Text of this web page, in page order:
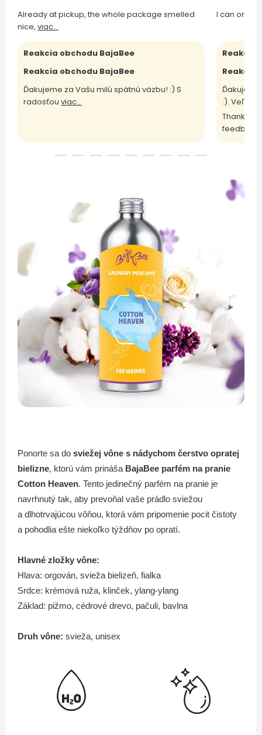
Already at pickup, the whole package smelled
nice, viac...
Reakcia obchodu BajaBee
Reakcia obchodu BajaBee
Ďakujeme za Vašu milú spätnú väzbu! :) S
radosťou viac...
I can only
Reakcia
Reakcia
:). Veľm
Thank
feedback
Ponorte sa do sviežej vône s nádychom čerstvo opratej
bielizne, ktorú vám prináša BajaBee parfém na pranie
Cotton Heaven. Tento jedinečný parfém na pranie je
navrhnutý tak, aby prevoňal vaše prádlo sviežou
a dlhotrvajúcou vôňou, ktorá vám pripomenie pocit čistoty
a pohodlia ešte niekoľko týždňov po opratí.
Hlavné zložky vône:
Hlava: orgován, svieža bielizeň, fialka
Srdce: krémová ruža, klinček, ylang-ylang
Základ: pižmo, cédrové drevo, pačuli, bavlna
Druh vône: svieža, unisex